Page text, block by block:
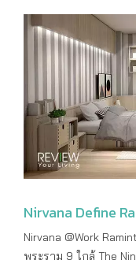
ต่างมารองรับ เราตัด
นี้ ทั้งนี้เพราะบันยันทรี
และเป็น expert ในเรื่
ยอมรับ ความร่วมมือครั้
โครงการนี้จะได้รับการตอบรับ
ประธานกรรมการบริห
ในครั้งนี้ ทางบันยันท
เอกลักษณ์เฉพาะของ
กลุ่มลูกค้าของโครงการ
แบรนด์ในเครือทั่วโลก
อสังหาริมทรัพย์ ซึ่งเมื่
ยูนิต ที่ตั้งโครงการ ถ
บึ่งกุ่ม กรุงเทพฯ สถานที่สำคัญใกล้เคียง โรงเรียนอนุบาลเลิศ
หล้า บุญถาวร ตลาดนั
Walk เกษตร-นวมินทร์
Tesco Lotus Fashion Island แบบบ้านและข
Type A Loft Office
ตารางเมตร 2 ห้องน
Office 4.5 ชั้น หน้ากว้
ห้องนอน 4 ห้องน้ำ 2 ที่จอดรถ แบบบ้าน Type A
5 ห้องน้ำ 3 ที่จอดรถ แบบบ้าน Type B Loft Office 4.5 ชั้น หน้า
กว้าง 6 เมตร พื้นที่ใช้ส
2 ที่จอดรถ สิ่งอำนวยความสะดวก Securities 24 Hrs. CCTV Key
Nirvana Define
Nirvana @Work
พระราม 9 ใกล้ The